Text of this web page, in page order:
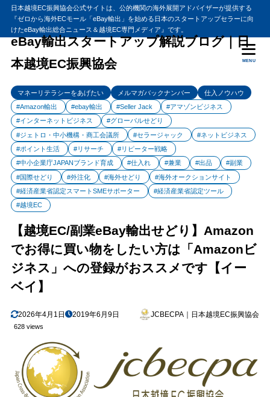
日本越境EC振興協会公式サイトは、公的機関の海外展開アドバイザーが提供する
『ゼロから海外ECモール「eBay輸出」を始める日本のスタートアップセラーに向
けたeBay輸出総合ニュース＆越境EC専門メディア』です。
eBay輸出スタートアップ解説ブログ｜日
本越境EC振興協会
MENU
マネーリテラシーをあげたい メルマガバックナンバー
仕入ノウハウ
#Amazon輸出
#ebay輸出 #Seller Jack
#アマゾンビジネス
#インターネットビジネス
#グローバルせどり
#ジェトロ・中小機構・商工会議所
#セラージャック
#ネットビジネス
#ポイント生活
#リサーチ
#リピーター戦略
#中小企業庁JAPANブランド育成
#仕入れ #兼業 #出品
#副業
#国際せどり
#外注化 #海外せどり
#海外オークションサイト
#経済産業省認定スマートSMEサポーター
#経済産業省認定ツール
#越境EC
【越境EC/副業eBay輸出せどり】Amazon
でお得に買い物をしたい方は「Amazonビ
ジネス」への登録がおススメです【イー
ベイ】
2026年4月1日 2019年6月9日 JCBECPA｜日本越境EC振興協会
628 views
目次
1 【越境EC/副業eBay輸出せどり】Amazonでお得に買い物をしたい方
1.1 Amazonビジネスへ登録するメリットとは
1.2 Amazonビジネスへ登録するデメリットとは
1.3 アマゾンビジネスへの登録条件
1.4 アマゾンビジネスへの切り替えの注意点
1.4.1 パターン1：Prime会員に入らない（年会費は無料）
1.4.2 パターン2：Prime会員に入る
1.5 アマゾンビジネスへの登録・移行
2 まとめ